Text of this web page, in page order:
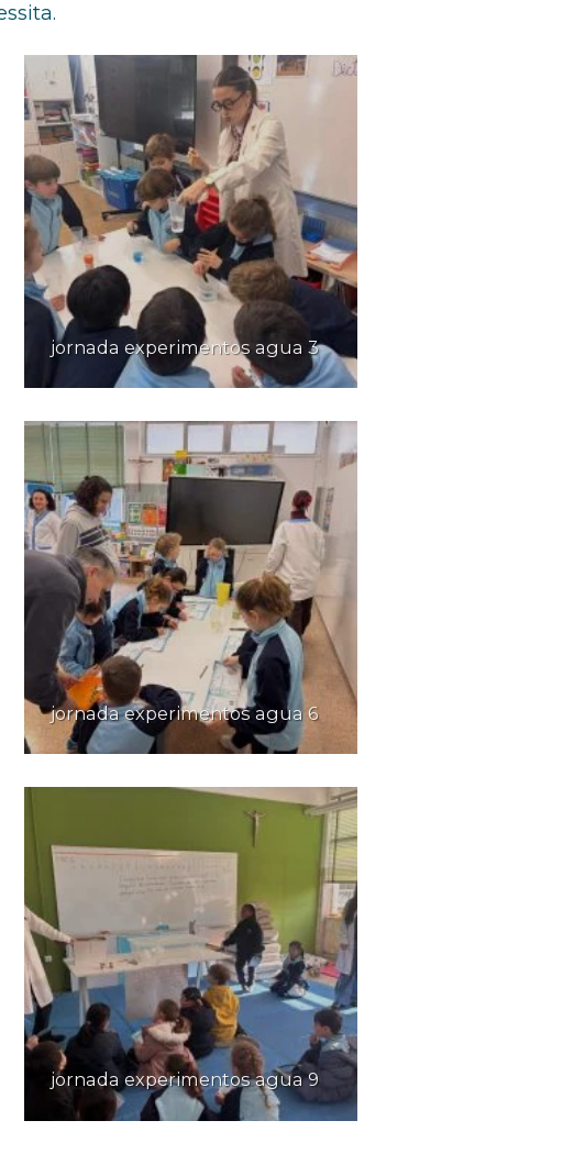
jornada experimentos agua 3
jornada experimentos agua 6
jornada experimentos agua 9